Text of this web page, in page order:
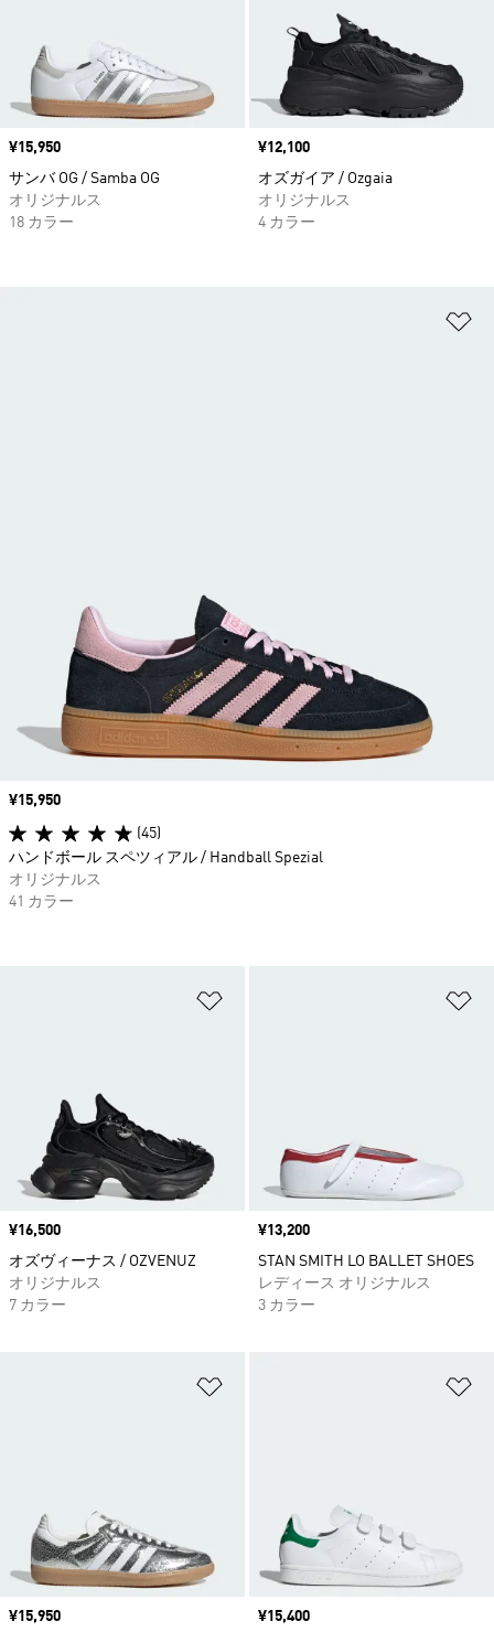
価格
¥15,950
サンバ OG / Samba OG
オリジナルス
18 カラー
価格
¥12,100
オズガイア / Ozgaia
オリジナルス
4 カラー
価格
¥16,500
オズヴィーナス / OZVENUZ
オリジナルス
7 カラー
価格
¥13,200
STAN SMITH LO BALLET SHOES
レディース オリジナルス
3 カラー
価格
¥15,950 価格
¥15,400
価格
¥15,950
(45)
ハンドボール スペツィアル / Handball Spezial
オリジナルス
41 カラー